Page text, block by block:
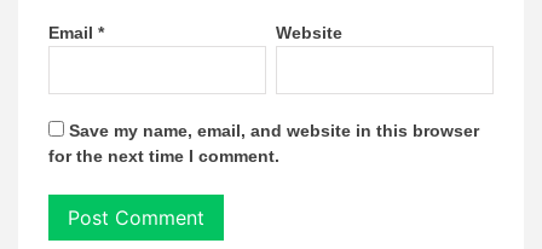
Email * Website
Save my name, email, and website in this browser
for the next time I comment.